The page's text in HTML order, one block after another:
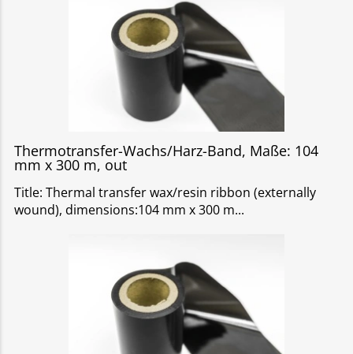
Thermotransfer-Wachs/Harz-Band, Maße: 104
mm x 300 m, out
Title: Thermal transfer wax/resin ribbon (externally
wound), dimensions:104 mm x 300 m